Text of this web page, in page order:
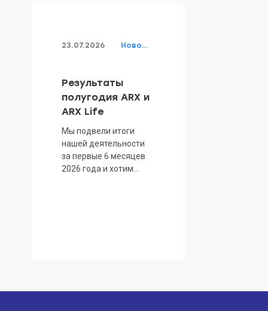
Новости
23.07.2026
Результаты
полугодия ARX и
ARX Life
Мы подвели итоги
нашей деятельности
за первые 6 месяцев
2026 года и хотим